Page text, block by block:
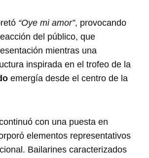
“Oye mi amor”, provocando
del público, que
mientras una
inspirada en el trofeo de la
emergía desde el centro de la
con una puesta en
elementos representativos
Bailarines caracterizados